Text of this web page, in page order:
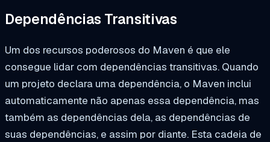
Dependências Transitivas
Um dos recursos poderosos do Maven é que ele
consegue lidar com dependências transitivas. Quando
um projeto declara uma dependência, o Maven inclui
automaticamente não apenas essa dependência, mas
também as dependências dela, as dependências de
suas dependências, e assim por diante. Esta cadeia de